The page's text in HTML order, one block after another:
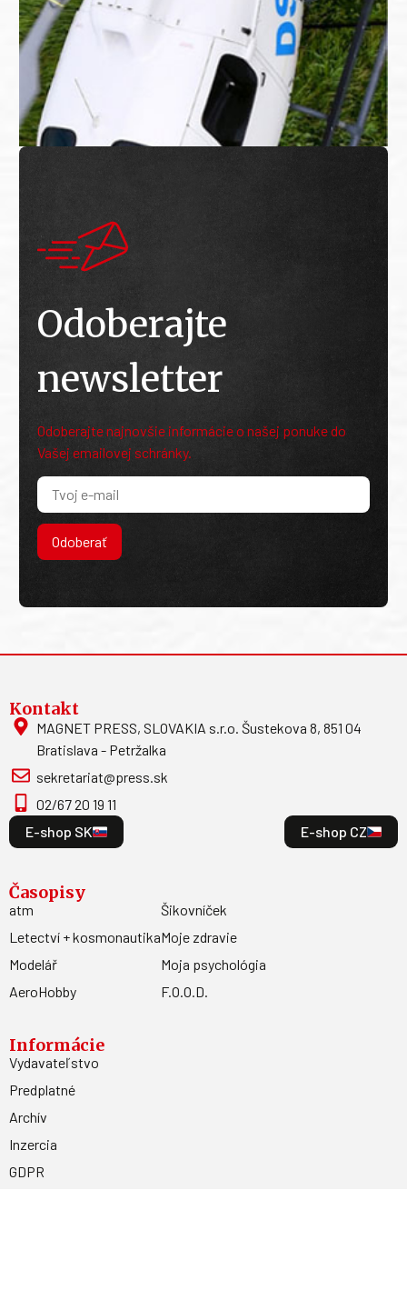
Odoberajte
newsletter
Odoberajte najnovšie informácie o našej ponuke do
Vašej emailovej schránky.
Odoberať
Kontakt
MAGNET PRESS, SLOVAKIA s.r.o. Šustekova 8, 851 04
Bratislava - Petržalka
sekretariat@press.sk
02/67 20 19 11
E-shop SK
E-shop CZ
Časopisy
atm
Letectví + kosmonautika
Modelář
AeroHobby
Šikovníček
Moje zdravie
Moja psychológia
F.O.O.D.
Informácie
Vydavateľstvo
Predplatné
Archív
Inzercia
GDPR